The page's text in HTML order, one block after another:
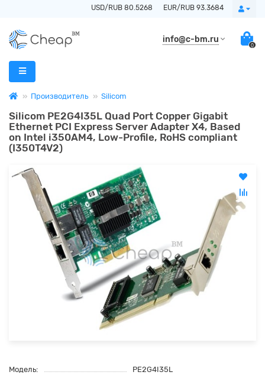
USD/RUB 80.5268 EUR/RUB 93.3684
info@c-bm.ru
0
Производитель Silicom
Silicom PE2G4I35L Quad Port Copper Gigabit
Ethernet PCI Express Server Adapter X4, Based
on Intel i350AM4, Low-Profile, RoHS compliant
(I350T4V2)
Модель:
PE2G4I35L